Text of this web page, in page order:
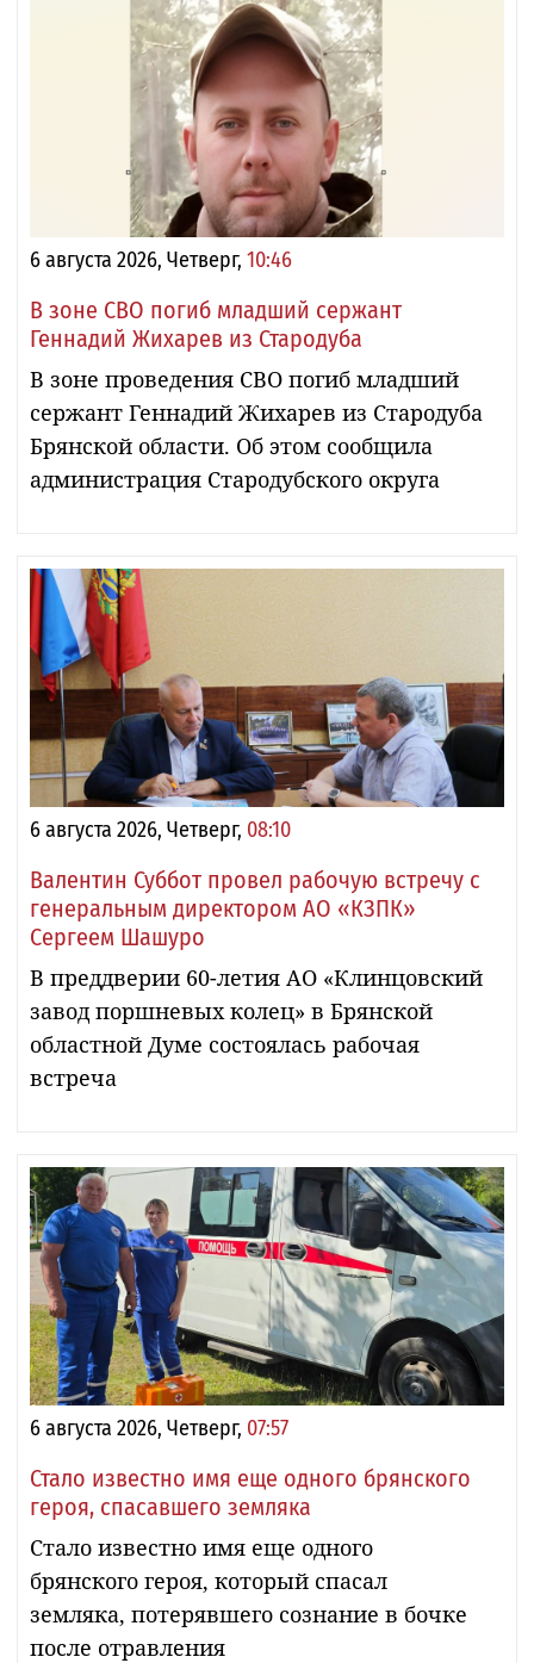
6 августа 2026, Четверг, 10:46
В зоне СВО погиб младший сержант
Геннадий Жихарев из Стародуба
В зоне проведения СВО погиб младший
сержант Геннадий Жихарев из Стародуба
Брянской области. Об этом сообщила
администрация Стародубского округа
6 августа 2026, Четверг, 08:10
Валентин Суббот провел рабочую встречу с
генеральным директором АО «КЗПК»
Сергеем Шашуро
В преддверии 60-летия АО «Клинцовский
завод поршневых колец» в Брянской
областной Думе состоялась рабочая
встреча
6 августа 2026, Четверг, 07:57
Стало известно имя еще одного брянского
героя, спасавшего земляка
Стало известно имя еще одного
брянского героя, который спасал
земляка, потерявшего сознание в бочке
после отравления